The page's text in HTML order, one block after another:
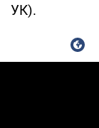
УК).